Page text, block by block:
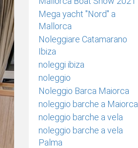
Mega yacht "Nord" a
Mallorca
Noleggiare Catamarano
Ibiza
noleggi ibiza
noleggio
Noleggio Barca Maiorca
noleggio barche a Maiorca
noleggio barche a vela
noleggio barche a vela
Palma